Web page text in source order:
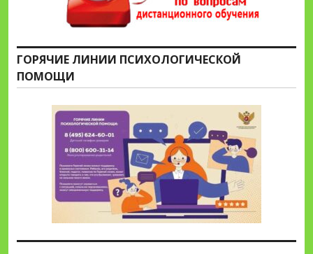
ГОРЯЧИЕ ЛИНИИ ПСИХОЛОГИЧЕСКОЙ
ПОМОЩИ